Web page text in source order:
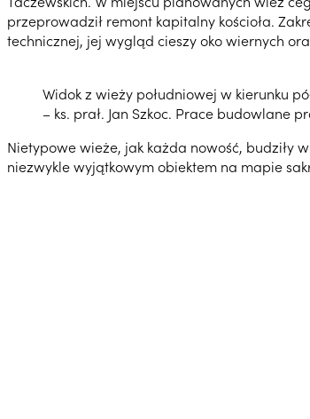
przeprowadził remont kapitalny kościoła.
technicznej, jej wygląd cieszy oko wiernych
Widok z wieży południowej w kierunku
– ks. prał. Jan Szkoc. Prace budowlane
Nietypowe wieże, jak każda nowość, budziły
niezwykle wyjątkowym obiektem na mapie